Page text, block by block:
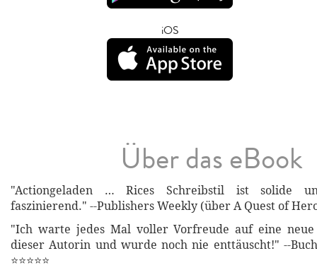
iOS
Über das eBook
"Actiongeladen … Rices Schreibstil ist solide
faszinierend." --Publishers Weekly (über A Quest of
"Ich warte jedes Mal voller Vorfreude auf eine neue
dieser Autorin und wurde noch nie enttäuscht!" --
⭐⭐⭐⭐⭐